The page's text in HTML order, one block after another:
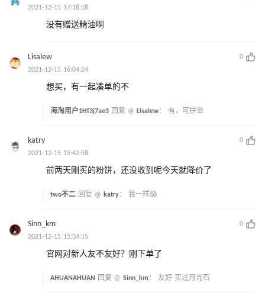
2021-12-15 17:18:58
没有赠送精油啊
Lisalew
0
2021-12-15 16:04:24
想买，有一起凑单的不
海淘用户1Hf3j7ae3 回复 @ Lisalew： 有，可拼单
katry
0
2021-12-15 15:42:58
前两天刚买的粉饼，还没收到呢今天就降价了
two不二 回复 @ katry： 我一样😱
Sinn_km
0
2021-12-15 15:34:15
官网对新人友不友好？刚下单了
AHUANAHUAN 回复 @ Sinn_km ： 友好 买过月光石